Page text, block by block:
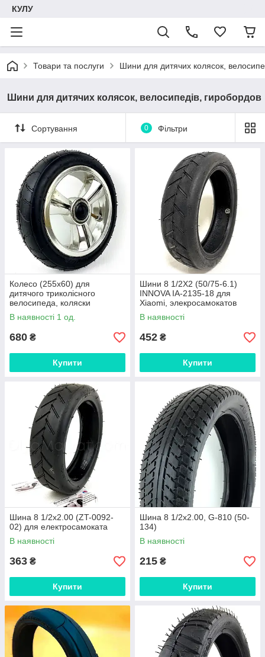
КУЛУ
Товари та послуги Шини для дитячих колясок,
Шини для дитячих колясок, велосипедів, гиробордов
Сортування 0 Фільтри
Колесо (255х60) для
дитячого триколісного
велосипеда, коляски
В наявності 1 од.
680 ₴
Купити
Шини 8 1/2X2 (50/75-6.1)
INNOVA IA-2135-18 для
Xiaomi, элекросамокатов
В наявності
452 ₴
Купити
Шина 8 1/2x2.00 (ZT-0092-
02) для електросамоката
В наявності
363 ₴
Купити
Шина 8 1/2x2.00, G-810 (50-
134)
В наявності
215 ₴
Купити